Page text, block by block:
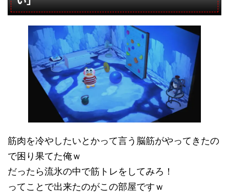
筋肉を冷やしたいとかって言う脳筋がやってきたの
で困り果てた俺ｗ
だったら流氷の中で筋トレをしてみろ！
ってことで出来たのがこの部屋ですｗ